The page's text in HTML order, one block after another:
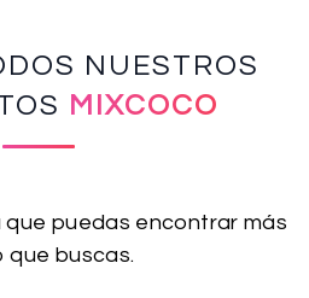
NUESTROS
MIXCOCO
que puedas encontrar más
que buscas.